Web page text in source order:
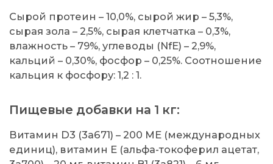
Сырой протеин – 10,0%, сырой жир – 5,3%,
сырая зола – 2,5%, сырая клетчатка – 0,3%,
влажность – 79%, углеводы (NfE) – 2,9%,
кальций – 0,30%, фосфор – 0,25%. Соотношение
кальция к фосфору: 1,2 : 1.
Пищевые добавки на 1 кг:
Витамин D3 (3а671) – 200 МЕ (международных
единиц), витамин Е (альфа-токоферил ацетат,